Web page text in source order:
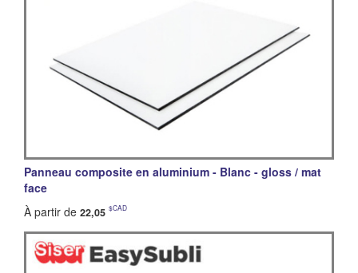
Panneau composite en aluminium - Blanc - gloss / mat
face
À partir de 22,05 $CAD